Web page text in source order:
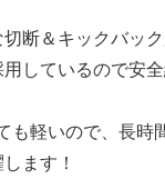
断＆キックバッ
しているので安
も軽いので、長時
ます！